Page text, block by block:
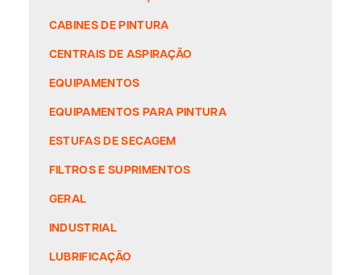
CABINES DE PINTURA
CENTRAIS DE ASPIRAÇÃO
EQUIPAMENTOS
EQUIPAMENTOS PARA PINTURA
ESTUFAS DE SECAGEM
FILTROS E SUPRIMENTOS
GERAL
INDUSTRIAL
LUBRIFICAÇÃO